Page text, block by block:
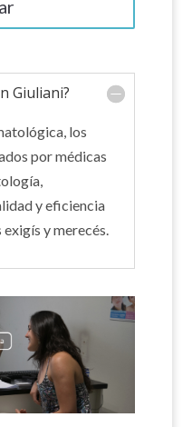
Giuliani?
los
por médicas
y eficiencia
y merecés.